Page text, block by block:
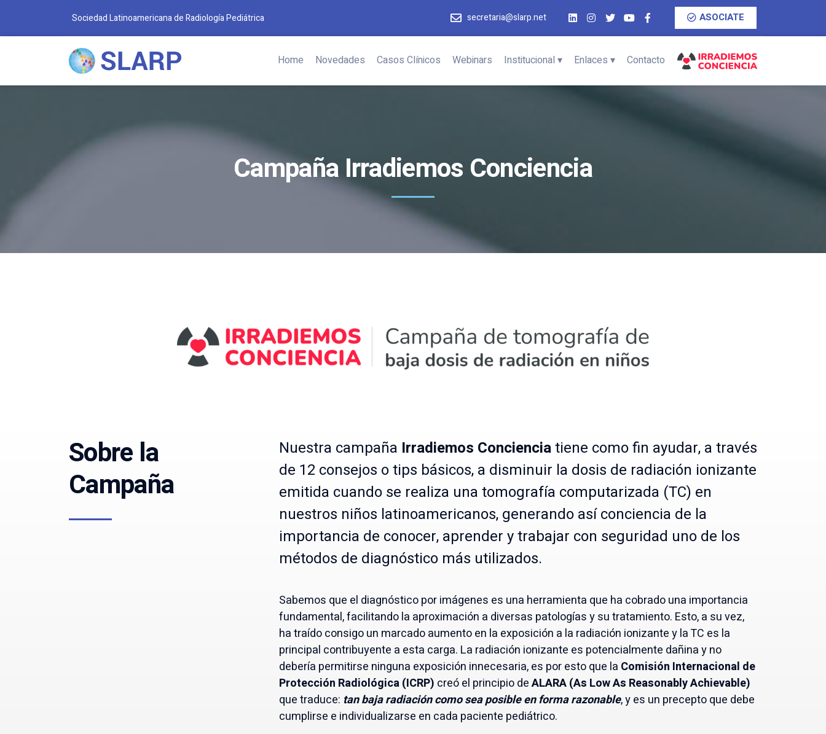
Sociedad Latinoamericana de Radiología Pediátrica secretaria@slarp.net ASOCIATE
Home Novedades Casos Clínicos Webinars Institucional ▾ Enlaces ▾ Contacto
Campaña Irradiemos Conciencia
Sobre la
Campaña
Nuestra campaña Irradiemos Concienciatiene como fin ayudar, a través
de 12 consejos o tips básicos, a disminuir la dosis de radiación ionizante
emitida cuando se realiza una tomografía computarizada (TC) en
nuestros niños latinoamericanos, generando así conciencia de la
importancia de conocer, aprender y trabajar con seguridad uno de los
métodos de diagnóstico más utilizados.
Sabemos que el diagnóstico por imágenes es una herramienta que ha cobrado una importancia
fundamental, facilitando la aproximación a diversas patologías y su tratamiento. Esto, a su vez,
ha traído consigo un marcado aumento en la exposición a la radiación ionizante y la TC es la
principal contribuyente a esta carga. La radiación ionizante es potencialmente dañina y no
debería permitirse ninguna exposición innecesaria, es por esto que la Comisión Internacional de
Protección Radiológica (ICRP) creó el principio deALARA (As Low As Reasonably Achievable)
que traduce: tan baja radiación como sea posible en forma razonable, y es un precepto que debe
cumplirse e individualizarse en cada paciente pediátrico.